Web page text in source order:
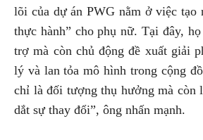
lõi của dự án PWG nằm ở việc tạo
thực hành” cho phụ nữ. Tại đây,
trợ mà còn chủ động đề xuất giải
lý và lan tỏa mô hình trong cộng
chỉ là đối tượng thụ hưởng mà còn
dắt sự thay đổi”, ông nhấn mạnh.